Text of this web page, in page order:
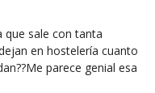
que sale con tanta
en hostelería cuanto
parece genial esa